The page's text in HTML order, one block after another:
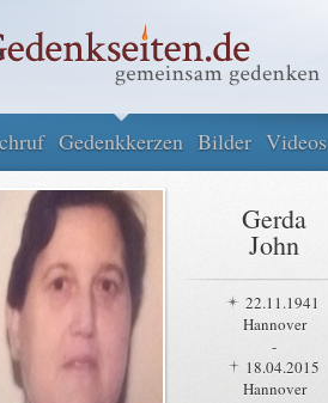
Gedenkkerzen Bilder Videos
Gerda
John
22.11.1941
Hannover
-
18.04.2015
Hannover